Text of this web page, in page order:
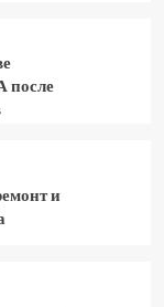
после
и